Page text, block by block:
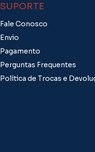
SUPORTE
Fale Conosco
Envio
Pagamento
Perguntas Frequentes
Política de Trocas e